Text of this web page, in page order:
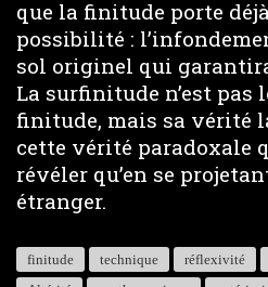
que la finitude porte
possibilité :
sol originel qui
La surfinitude n’est pas
finitude, mais sa vérité
cette vérité paradoxale
révéler qu’en se
étranger.
finitude technique réflexivité